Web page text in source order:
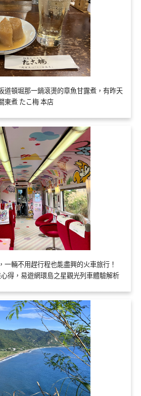
道頓堀那一鍋滾燙的章魚甘露煮，有昨天
東煮 たこ梅 本店
一輛不用趕行程也能盡興的火車旅行！
得，易遊網環島之星觀光列車體驗解析